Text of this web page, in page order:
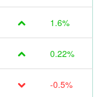
1.6%
0.22%
-0.5%